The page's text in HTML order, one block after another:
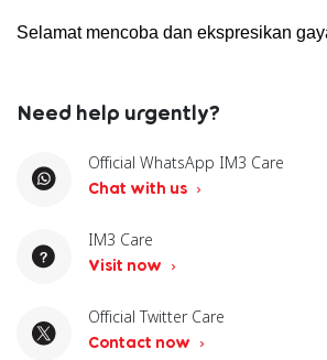
Selamat mencoba dan ekspresikan
Need help urgently?
Official WhatsApp IM3 Care
Chat with us
IM3 Care
Visit now
Official Twitter Care
Contact now